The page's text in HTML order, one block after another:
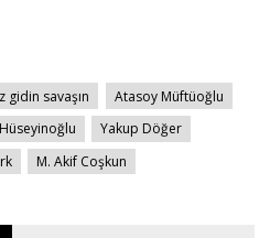
gidin savaşın
Atasoy Müftüoğlu
Yakup Döğer
M. Akif Coşkun